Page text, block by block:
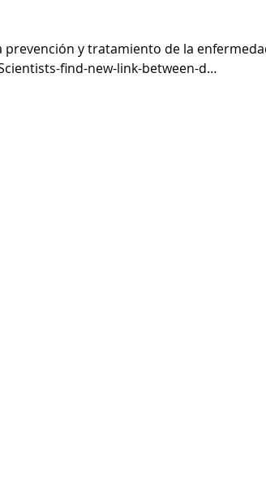
prevención y tratamiento de la
find-new-link-between-d…